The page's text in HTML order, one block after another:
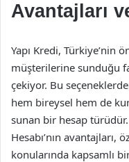
Avantajları
Yapı Kredi, Türkiye’nin
müşterilerine sunduğu
çekiyor. Bu
hem bireysel hem de
sunan bir hesap
Hesabı’nın avantajları,
konularında kapsamlı